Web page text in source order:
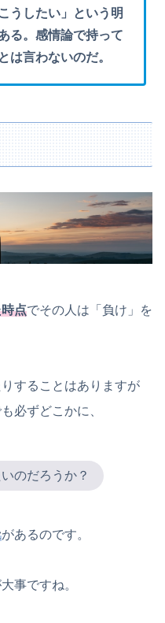
うしたい」という明
る。感情論で持って
は言わないのだ。
点でその人は「負け」を
することはありますが
必ずどこかに、
のだろうか？
があるのです。
事ですね。